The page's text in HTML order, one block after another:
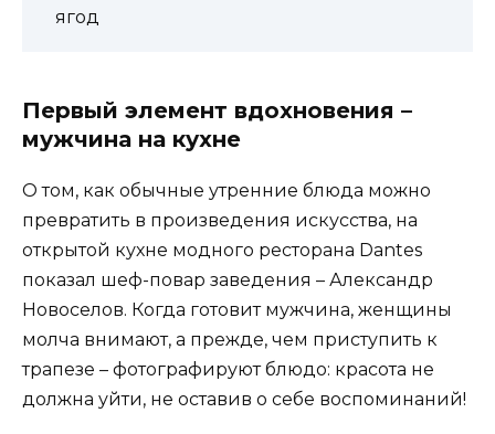
ягод
Первый элемент вдохновения –
мужчина на кухне
О том, как обычные утренние блюда можно
превратить в произведения искусства, на
открытой кухне модного ресторана Dantes
показал шеф-повар заведения – Александр
Новоселов. Когда готовит мужчина, женщины
молча внимают, а прежде, чем приступить к
трапезе – фотографируют блюдо: красота не
должна уйти, не оставив о себе воспоминаний!